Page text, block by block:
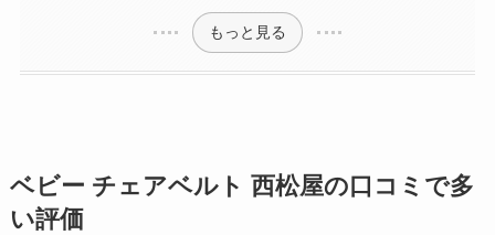
もっと見る
ベビー チェアベルト 西松屋の口コミで多
い評価